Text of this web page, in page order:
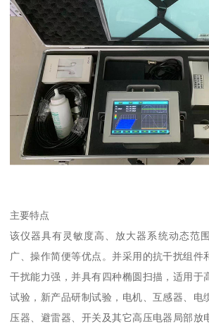
主要特点
该仪器具有灵敏度高、放大器系统动态范
广、操作简便等优点。并采用的抗干扰组件
干扰能力强，并具有四种椭圆扫描，适用于
试验，新产品研制试验，电机、互感器、电
压器、避雷器、开关及其它高压电器局部放